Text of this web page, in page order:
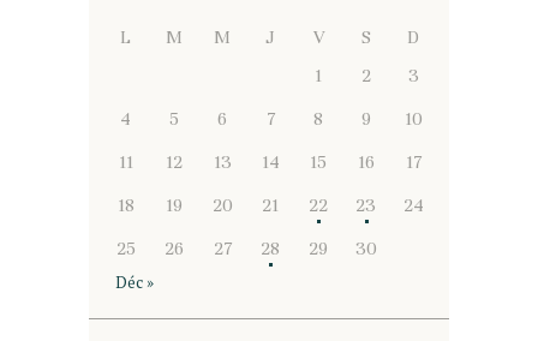
L M M J V S
D
1
2
3
4
5 6 7 8 9
10
11
12 13 14 15 16
17
18
19 20 21 22 23
24
25
26 27 28 29
30
Déc »